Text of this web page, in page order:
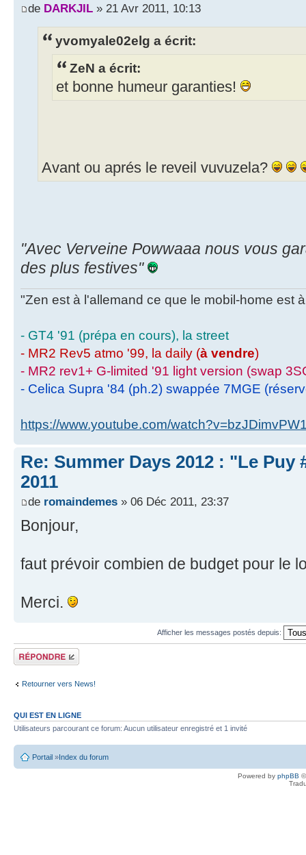
de DARKJIL » 21 Avr 2011, 10:13
yvomyale02elg a écrit:
ZeN a écrit:
et bonne humeur garanties!
Avant ou aprés le reveil vuvuzela?
"Avec Verveine Powwaaa nous vous
des plus festives"
"Zen est à l'allemand ce que le mobil-home est
- GT4 '91 (prépa en cours), la street
- MR2 Rev5 atmo '99, la daily (à vendre)
- MR2 rev1+ G-limited '91 light version (swap
- Celica Supra '84 (ph.2) swappée 7MGE
https://www.youtube.com/
Re: Summer Days 2012 : "Le Puy
2011
de romaindemes » 06 Déc 2011, 23:37
Bonjour,
faut prévoir combien de budget pour le
Merci.
Afficher les messages postés depuis:
Écrire un
commentaire
Retourner vers News!
QUI EST EN LIGNE
Utilisateurs parcourant ce forum: Aucun utilisateur enregistré et 1 invité
Portail »Index du forum
Powered by phpBB